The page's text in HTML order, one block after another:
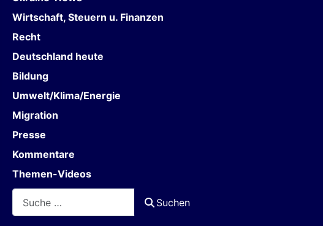
Wirtschaft, Steuern u. Finanzen
Recht
Deutschland heute
Bildung
Umwelt/Klima/Energie
Migration
Presse
Kommentare
Themen-Videos
Suchen